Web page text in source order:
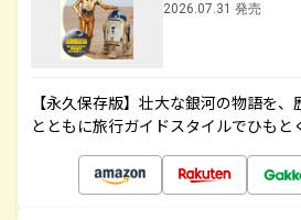
2026.07.31 発売
【永久保存版】壮大な銀河の物語を
とともに旅行ガイドスタイルでひもと